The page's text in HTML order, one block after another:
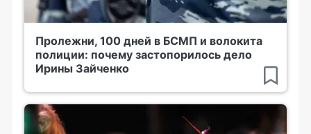
Пролежни, 100 дней в БСМП и волокита
полиции: почему застопорилось дело
Ирины Зайченко